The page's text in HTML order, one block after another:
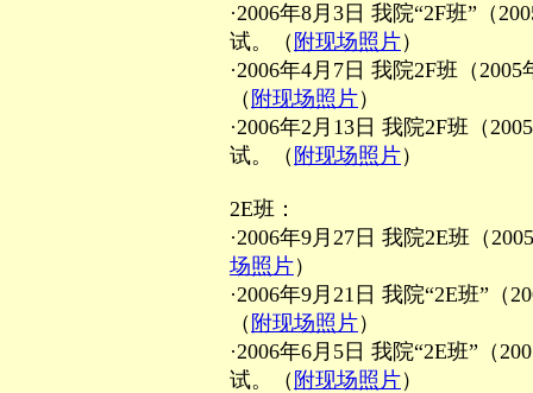
·2006年8月3日 我院“2F班”（
试。（ 附现场照片）
·2006年4月7日 我院2F班（
（ 附现场照片）
·2006年2月13日 我院2F班（
试。（ 附现场照片）
2E班：
·2006年9月27日 我院2E班（
场照片）
·2006年9月21日 我院“2E班”（
（ 附现场照片）
·2006年6月5日 我院“2E班”（
试。（ 附现场照片）